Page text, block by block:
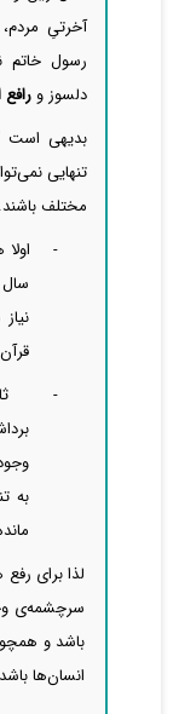
آخرتیِ
رسول خاتم
دلسوز و
بدیهی است
تنهایی
مختلف
-
-
به
لذا برای
سرچشمه‌ی
باشد و
انسان‌‌ها